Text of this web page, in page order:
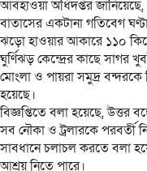
আবহাওয়া অধিদপ্তর
বাতাসের একটানা গতিবেগ
ঝড়ো হাওয়ার আকারে ১১০
ঘুর্ণিঝড় কেন্দ্রের কাছে সাগর
মোংলা ও পায়রা সমুদ্র
হয়েছে।
বিজ্ঞপ্তিতে বলা হয়েছে, উত্তর
সব নৌকা ও ট্রলারকে পরবর্তী
সাবধানে চলাচল করতে বলা
আশ্রয় নিতে পারে।